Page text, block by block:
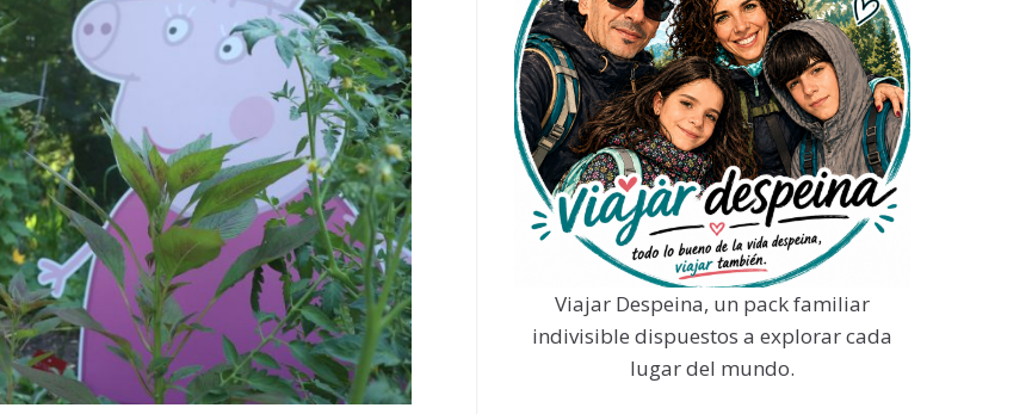
Viajar Despeina, un pack familiar
indivisible dispuestos a explorar cada
lugar del mundo.